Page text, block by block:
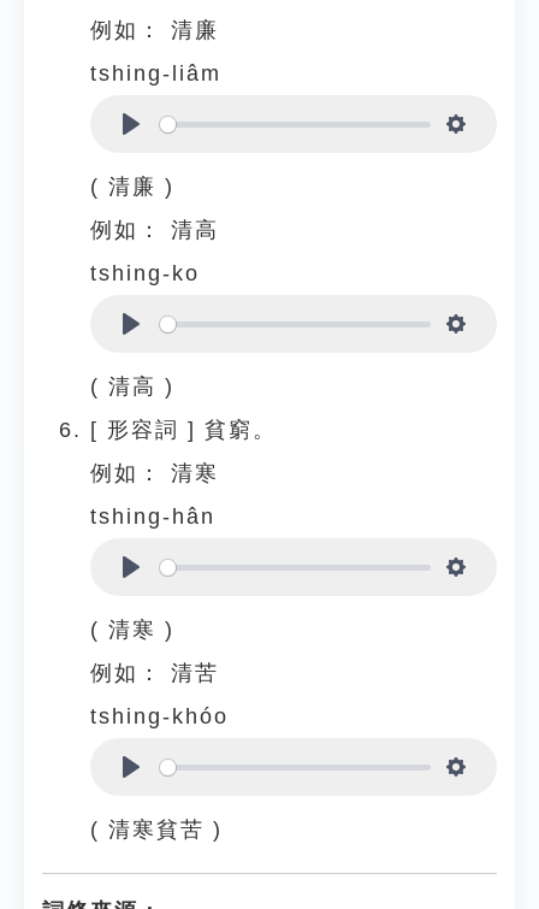
例如：
清廉
tshing-liâm
( 清廉 )
例如：
清高
tshing-ko
( 清高 )
[ 形容詞 ] 貧窮。
例如：
清寒
tshing-hân
( 清寒 )
例如：
清苦
tshing-khóo
( 清寒貧苦 )